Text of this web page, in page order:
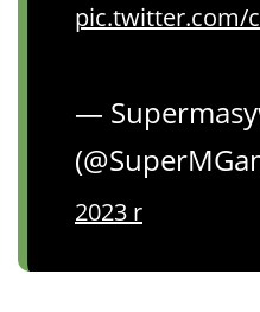
pic.twitter.com/
—
2023 r